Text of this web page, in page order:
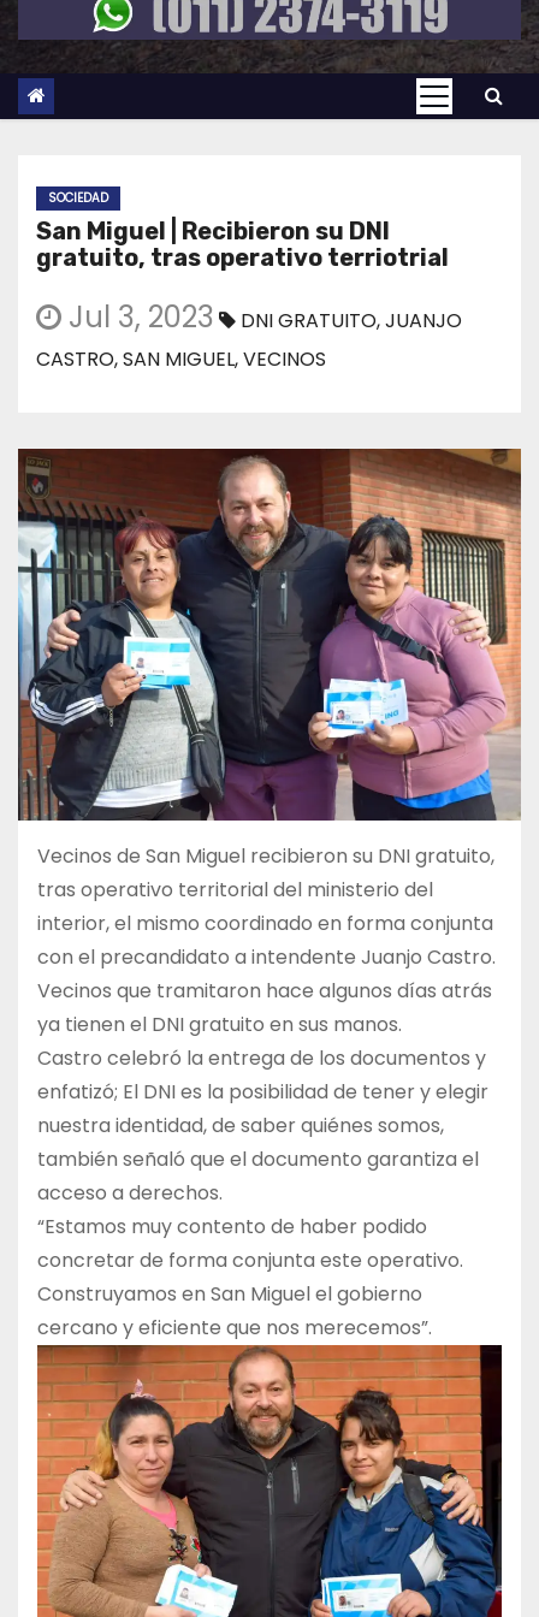
SOCIEDAD
San Miguel | Recibieron su DNI
gratuito, tras operativo terriotrial
Jul 3, 2023 DNI GRATUITO,JUANJO
CASTRO,SAN MIGUEL,VECINOS
Vecinos de San Miguel recibieron su DNI gratuito,
tras operativo territorial del ministerio del
interior, el mismo coordinado en forma conjunta
con el precandidato a intendente Juanjo Castro.
Vecinos que tramitaron hace algunos días atrás
ya tienen el DNI gratuito en sus manos.
Castro celebró la entrega de los documentos y
enfatizó; El DNI es la posibilidad de tener y elegir
nuestra identidad, de saber quiénes somos,
también señaló que el documento garantiza el
acceso a derechos.
“Estamos muy contento de haber podido
concretar de forma conjunta este operativo.
Construyamos en San Miguel el gobierno
cercano y eficiente que nos merecemos”.